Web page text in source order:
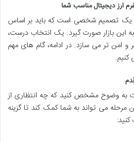
ارز دیجیتال مناسب شما
یک تصمیم شخصی است که باید بر اساس
به این بازار صورت گیرد. یک انتخاب درست،
و امن تر می سازد. در ادامه، گام های مهم
کنیم.
به وضوح مشخص کنید که چه انتظاری از
مرحله می تواند به شما کمک کند تا گزینه